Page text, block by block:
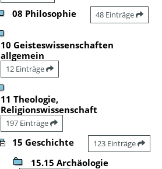
08 Philosophie 48 Einträge
10 Geisteswissenschaften
allgemein
12 Einträge
11 Theologie,
Religionswissenschaft
197 Einträge
15 Geschichte 123 Einträge
15.15 Archäologie